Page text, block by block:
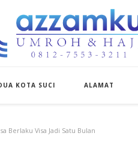
KOTA SUCI ALAMAT
Berlaku Visa Jadi Satu Bulan